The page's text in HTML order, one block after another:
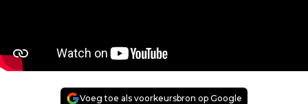
Voeg toe als voorkeursbron op Google